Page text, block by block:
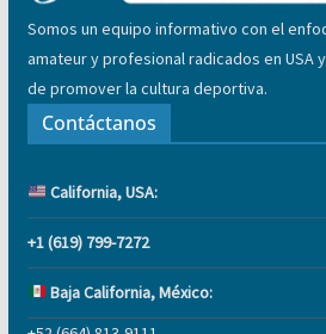
Somos un equipo informativo con el
amateur y profesional radicados en USA
de promover la cultura deportiva.
Contáctanos
California, USA:
+1 (619) 799-7272
Baja California, México: